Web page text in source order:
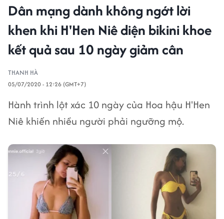
Dân mạng dành không ngớt lời
khen khi H'Hen Niê diện bikini khoe
kết quả sau 10 ngày giảm cân
THANH HÀ
05/07/2020 - 12:26 (GMT+7)
Hành trình lột xác 10 ngày của Hoa hậu H'Hen
Niê khiến nhiều người phải ngưỡng mộ.